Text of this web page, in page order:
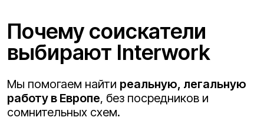
Почему соискатели
выбирают Interwork
Мы помогаем найти реальную, легальную
работу в Европе, без посредников и
сомнительных схем.